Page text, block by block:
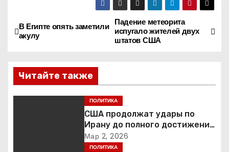
Н
в
и
Падение метеорита
испугало жителей двух
штатов США
В Египте опять заметили
акулу
Читайте также
ПОЛИТИКА
США продолжат удары по
Ирану до полного достижения
целей — Трамп
Мар 2, 2026
ПОЛИТИКА